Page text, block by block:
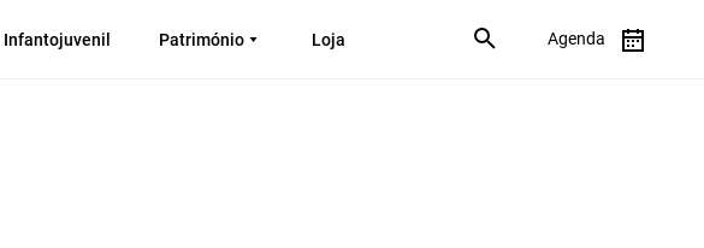
Infantojuvenil Património Loja Agenda